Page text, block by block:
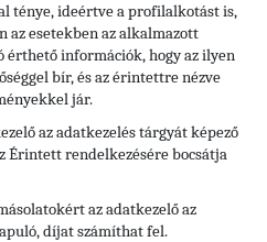
ténye, ideértve a profilalkotást is,
az esetekben az alkalmazott
érthető információk, hogy az ilyen
bír, és az érintettre nézve
jár.
az adatkezelés tárgyát képező
Érintett rendelkezésére bocsátja
az adatkezelő az
díjat számíthat fel.